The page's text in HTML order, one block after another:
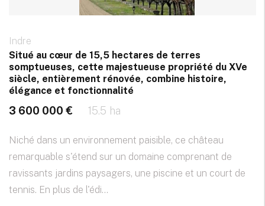
Indre
Situé au cœur de 15,5 hectares de terres
somptueuses, cette majestueuse propriété du XVe
siècle, entièrement rénovée, combine histoire,
élégance et fonctionnalité
3 600 000 € 15.5 ha
Niché dans un environnement paisible, ce château
remarquable s'étend sur un domaine comprenant de
ravissants jardins paysagers, une piscine et un court de
tennis. En plus de l'édi...